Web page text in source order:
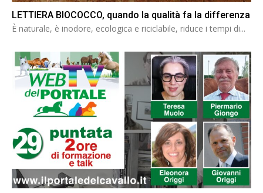
LETTIERA BIOCOCCO, quando la qualità fa la differenza
È naturale, è inodore, ecologica e riciclabile, riduce i tempi di...